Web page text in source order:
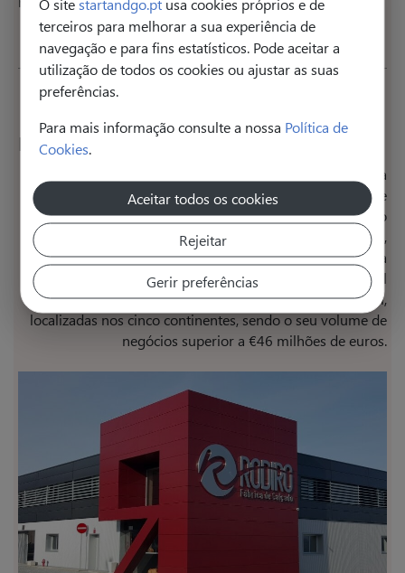
terceiros para melhorar a sua experiência de
navegação e para fins estatísticos. Pode aceitar a
utilização de todos os cookies ou ajustar as suas
preferências.
Para mais informação consulte a nossa Política de
Cookies.
Aceitar todos os cookies
Rejeitar
Gerir preferências
RODIRO
Com origens em 1992, a RODIRO é uma empresa
familiar, inserida no mercado de tradição de calçado de
Felgueiras, produzindo para homem e senhora. Optando
por não se focar no desenvolvimento de marca própria,
nos mais de 16.400 m2 quadrados e com uma equipa
superior a 450 trabalhadores, produz diariamente oito mil
pares de sapatos para marcas de prestígio internacional,
localizadas nos cinco continentes, sendo o seu volume de
negócios superior a €46 milhões de euros.